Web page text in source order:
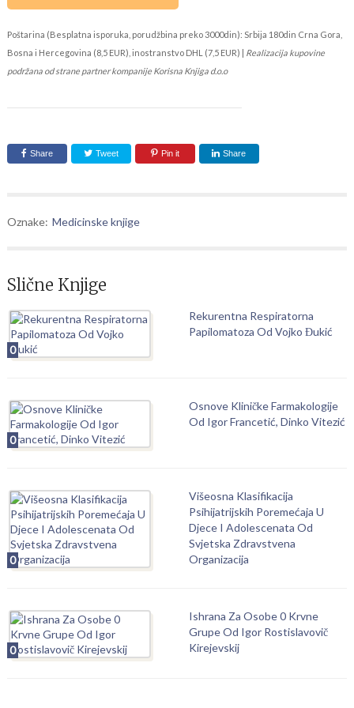
Poštarina (Besplatna isporuka, porudžbina preko 3000din): Srbija 180din Crna Gora,
Bosna i Hercegovina (8,5 EUR), inostranstvo DHL (7,5 EUR) | Realizacija kupovine
podržana od strane partner kompanije Korisna Knjiga d.o.o
Share Tweet Pin it Share
Oznake: Medicinske knjige
Slične Knjige
0
Rekurentna Respiratorna
Papilomatoza Od Vojko Đukić
0
Osnove Kliničke Farmakologije
Od Igor Francetić, Dinko Vitezić
0
Višeosna Klasifikacija
Psihijatrijskih Poremećaja U
Djece I Adolescenata Od
Svjetska Zdravstvena
Organizacija
0
Ishrana Za Osobe 0 Krvne
Grupe Od Igor Rostislavovič
Kirejevskij